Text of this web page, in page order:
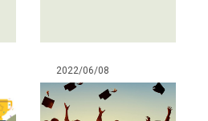
2022/06/08